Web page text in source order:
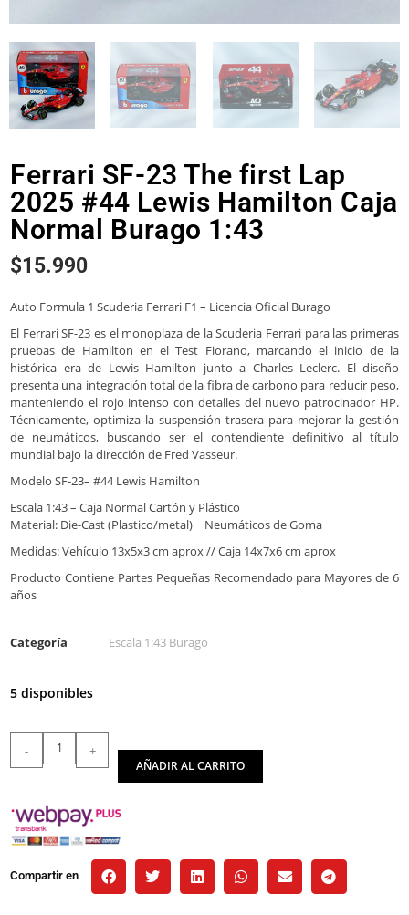
Ferrari SF-23 The first Lap
2025 #44 Lewis Hamilton Caja
Normal Burago 1:43
$15.990
Auto Formula 1 Scuderia Ferrari F1 – Licencia Oficial Burago
El Ferrari SF-23 es el monoplaza de la Scuderia Ferrari para las primeras
pruebas de Hamilton en el Test Fiorano, marcando el inicio de la
histórica era de Lewis Hamilton junto a Charles Leclerc. El diseño
presenta una integración total de la fibra de carbono para reducir peso,
manteniendo el rojo intenso con detalles del nuevo patrocinador HP.
Técnicamente, optimiza la suspensión trasera para mejorar la gestión
de neumáticos, buscando ser el contendiente definitivo al título
mundial bajo la dirección de Fred Vasseur.
Modelo SF-23– #44 Lewis Hamilton
Escala 1:43 – Caja Normal Cartón y Plástico
Material: Die-Cast (Plastico/metal) ~ Neumáticos de Goma
Medidas: Vehículo 13x5x3 cm aprox // Caja 14x7x6 cm aprox
Producto Contiene Partes Pequeñas Recomendado para Mayores de 6
años
Categoría Escala 1:43 Burago
5 disponibles
- +
AÑADIR AL CARRITO
Compartir en